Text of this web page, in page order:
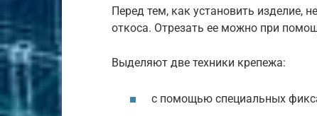
Перед тем, как установить изделие,
откоса. Отрезать ее можно при
Выделяют две техники крепежа:
с помощью специальных